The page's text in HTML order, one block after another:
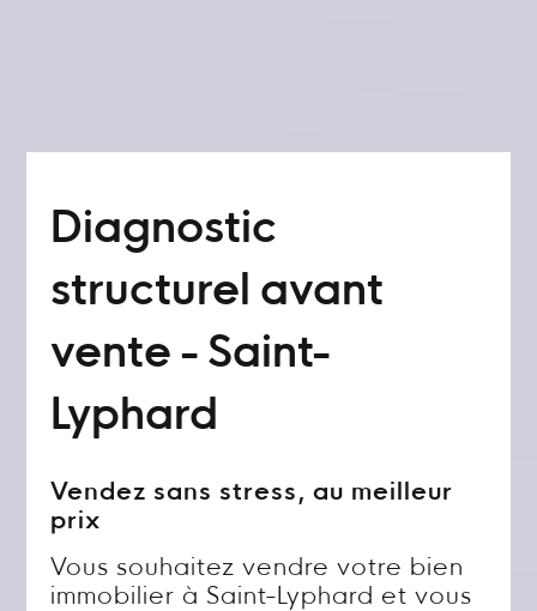
Diagnostic
structurel avant
vente - Saint-
Lyphard
Vendez sans stress, au meilleur
prix
Vous souhaitez vendre votre bien
immobilier à Saint-Lyphard et vous